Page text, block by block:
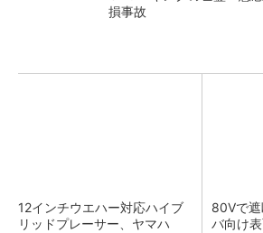
損事故
12インチウエハー対応ハイブ
リッドプレーサー、ヤマハ
80Vで
バ向け